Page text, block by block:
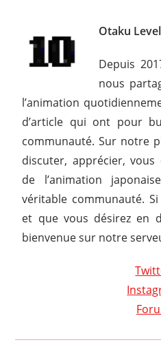
Otaku
Depuis
nous
l’animation
d’article qui ont pour
communauté. Sur notre
discuter, apprécier, vous
de l’animation
véritable communauté.
et que vous désirez en
bienvenue sur notre